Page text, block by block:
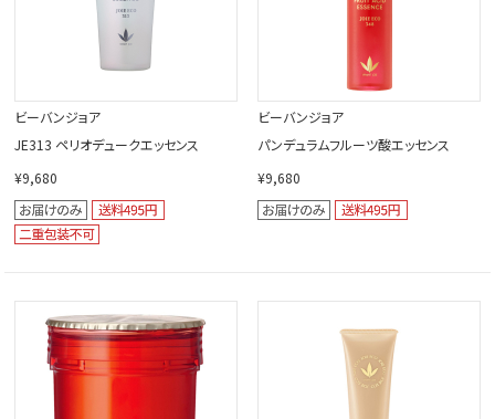
ビーバンジョア
JE313 ペリオデュークエッセンス
¥9,680
ビーバンジョア
パンデュラムフルーツ酸エッセンス
¥9,680